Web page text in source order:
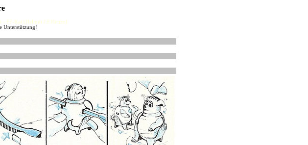
- FF-Kat (Helmut J.F.Henze)
Unterstützung!